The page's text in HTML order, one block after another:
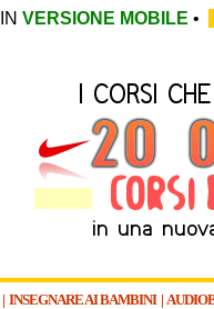
IN VERSIONE MOBILE •
| INSEGNARE AI BAMBINI|